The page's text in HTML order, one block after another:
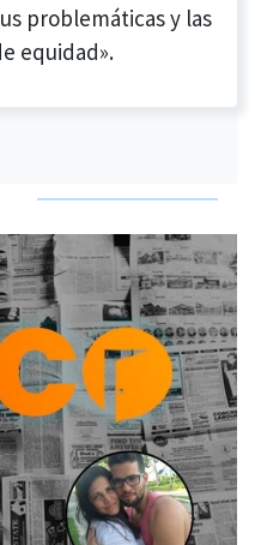
problemáticas y las
equidad».